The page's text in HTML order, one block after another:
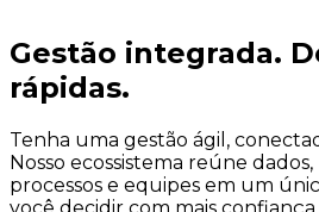
Gestão integrada.
rápidas.
Tenha uma gestão ágil,
Nosso ecossistema reúne dados,
processos e equipes em um
você decidir com mais